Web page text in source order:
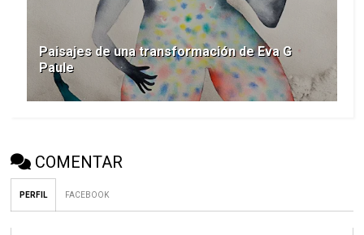
Paisajes de una transformación de Eva G
Paule
COMENTAR
PERFIL FACEBOOK